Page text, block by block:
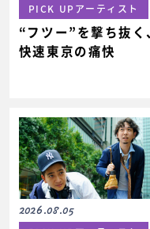
PICK UPアーティスト
“フツー”を撃ち抜く
快速東京の痛快
2026.08.05